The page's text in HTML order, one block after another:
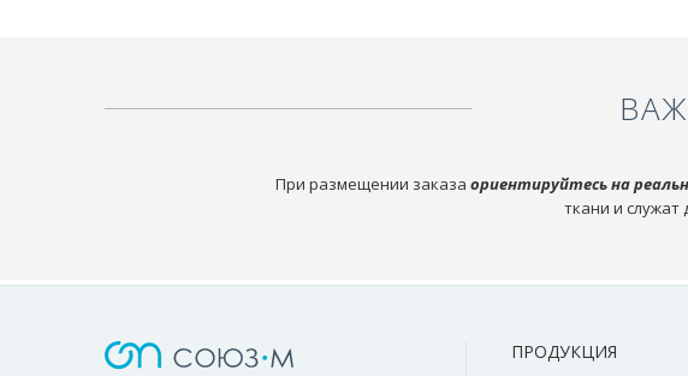
При размещении заказа ориентируйтесь на
ткани и служат
ПРОДУКЦИЯ